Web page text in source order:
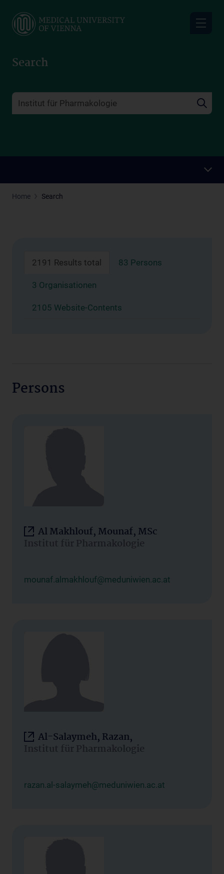
main
Search
Home Search
2191 Results total 83 Persons
3 Organisationen
2105 Website-Contents
Persons
Al Makhlouf, Mounaf, MSc
Institut für Pharmakologie
mounaf.almakhlouf@meduniwien.ac.at
Al-Salaymeh, Razan,
Institut für Pharmakologie
razan.al-salaymeh@meduniwien.ac.at